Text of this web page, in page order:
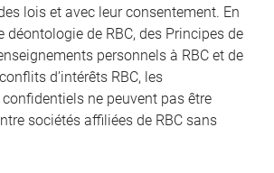
lois et avec leur consentement. En
déontologie de RBC, des Principes de
personnels à RBC et de
d’intérêts RBC, les
ne peuvent pas être
sociétés affiliées de RBC sans